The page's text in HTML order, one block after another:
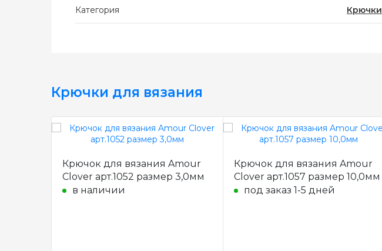
Категория Крючки
Крючки для вязания
Крючок для вязания Amour
Clover арт.1052 размер 3,0мм
в наличии
Крючок для вязания Amour
Clover арт.1057 размер 10,0мм
под заказ 1-5 дней